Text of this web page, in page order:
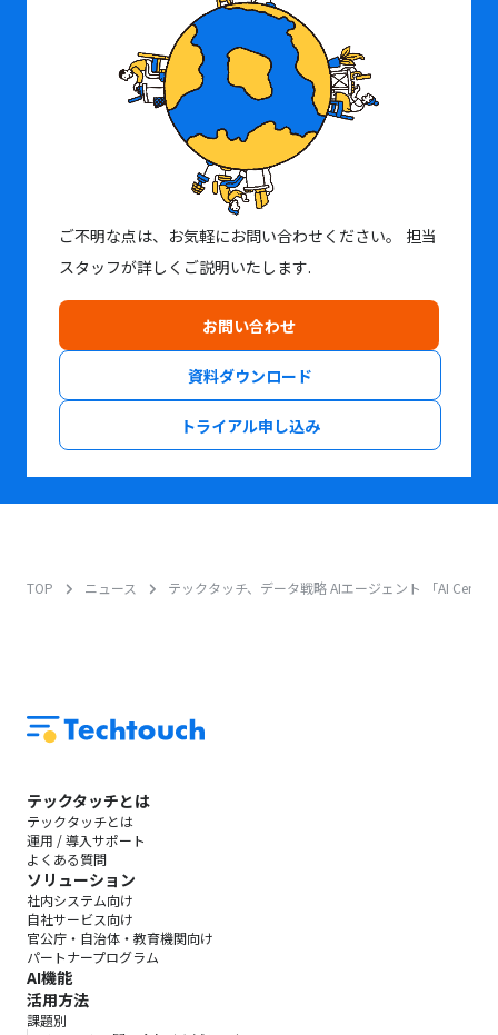
ご不明な点は、お気軽にお問い合わせください。
担当
スタッフが詳しくご説明いたします.
お問い合わせ
資料ダウンロード
トライアル申し込み
TOP ニュース テックタッチ、データ戦略 AIエージェント 「AI
テックタッチとは
テックタッチとは
運用 / 導入サポート
よくある質問
ソリューション
社内システム向け
自社サービス向け
官公庁・自治体・教育機関向け
パートナープログラム
AI機能
活用方法
課題別